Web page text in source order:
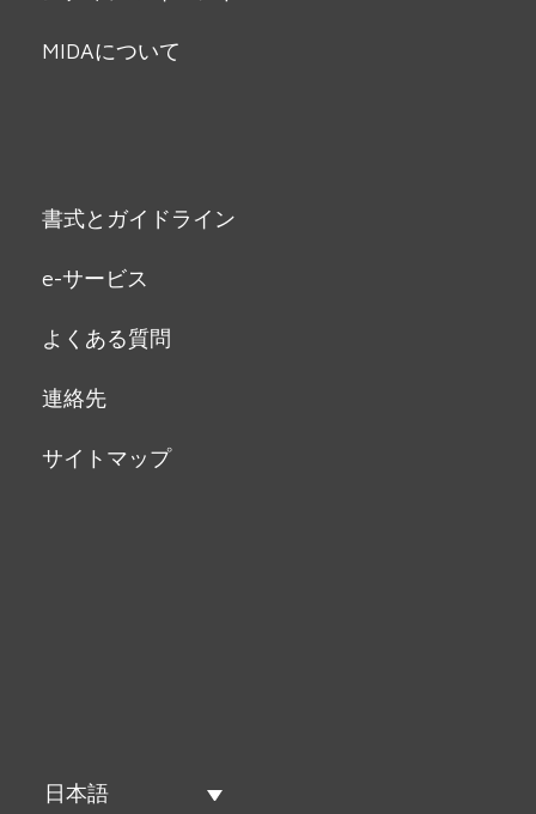
MIDAについて
書式とガイドライン
e-サービス
よくある質問
連絡先
サイトマップ
日本語